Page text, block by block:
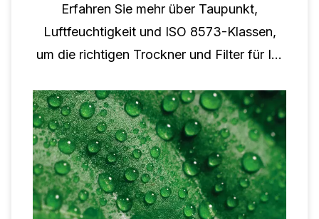
Erfahren Sie mehr über Taupunkt,
Luftfeuchtigkeit und ISO 8573-Klassen,
um die richtigen Trockner und Filter für Ihr